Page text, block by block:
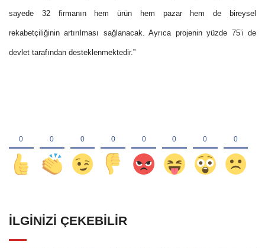
sayede 32 firmanın hem ürün hem pazar hem de bireysel
rekabetçiliğinin artırılması sağlanacak. Ayrıca projenin yüzde 75’i de
devlet tarafından desteklenmektedir.”
İLGINIZI ÇEKEBILIR